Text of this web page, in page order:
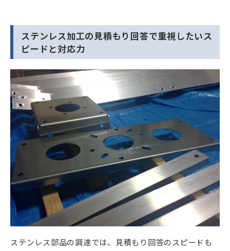
ステンレス加工の見積もり回答で重視したいス
ピードと対応力
ステンレス部品の調達では、見積もり回答のスピードも